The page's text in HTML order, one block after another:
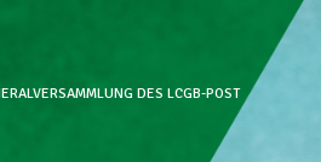
DES LCGB-POST